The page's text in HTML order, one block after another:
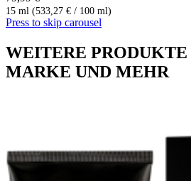
15 ml (533,27 € / 100 ml)
Press to skip carousel
WEITERE PRODUKTE
MARKE UND MEHR